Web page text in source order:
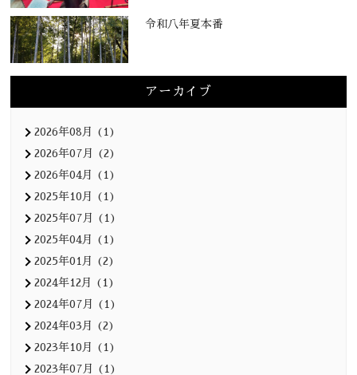
令和八年夏本番
アーカイブ
2026年08月 (1)
2026年07月 (2)
2026年04月 (1)
2025年10月 (1)
2025年07月 (1)
2025年04月 (1)
2025年01月 (2)
2024年12月 (1)
2024年07月 (1)
2024年03月 (2)
2023年10月 (1)
2023年07月 (1)